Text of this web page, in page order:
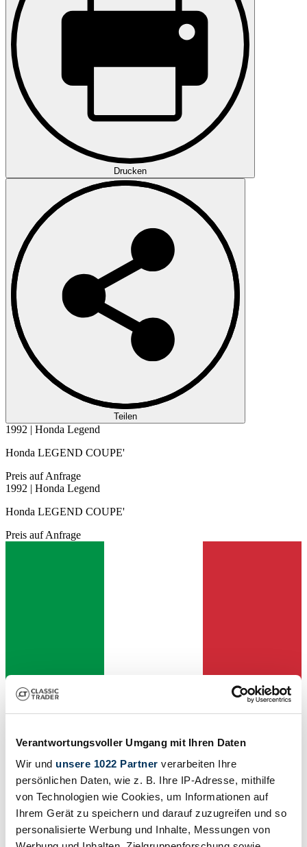
Verantwortungsvoller Umgang mit Ihren Daten
Wir und unsere 1022 Partner verarbeiten Ihre
persönlichen Daten, wie z. B. Ihre IP-Adresse, mithilfe
von Technologien wie Cookies, um Informationen auf
Ihrem Gerät zu speichern und darauf zuzugreifen und so
personalisierte Werbung und Inhalte, Messungen von
Drucken
Teilen
1992 | Honda Legend
Honda LEGEND COUPE'
Preis auf Anfrage
1992 | Honda Legend
Honda LEGEND COUPE'
Preis auf Anfrage